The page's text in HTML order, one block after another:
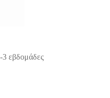
3 εβδομάδες